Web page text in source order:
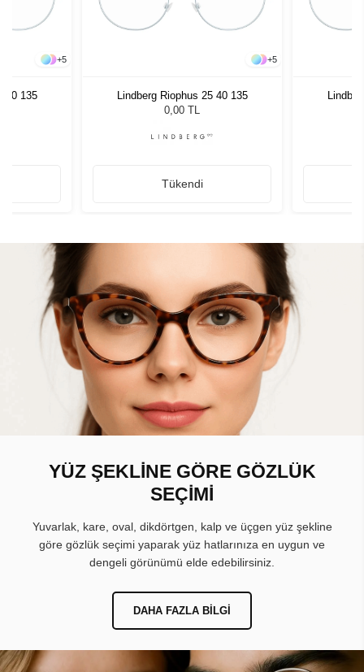
+5
40 135
+5
Lindberg Riophus 25 40 135
0,00 TL
Tükendi
YÜZ ŞEKLİNE GÖRE GÖZLÜK
SEÇİMİ
Yuvarlak, kare, oval, dikdörtgen, kalp ve üçgen yüz şekline
göre gözlük seçimi yaparak yüz hatlarınıza en uygun ve
dengeli görünümü elde edebilirsiniz.
DAHA FAZLA BILGI